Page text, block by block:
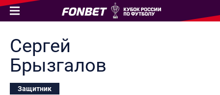
Сергей
Брызгалов
Защитник